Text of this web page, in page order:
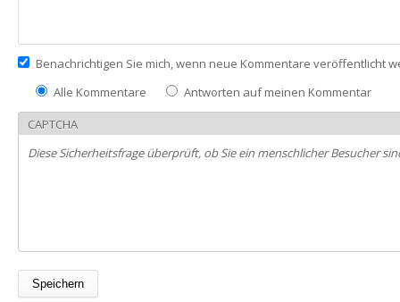
Benachrichtigen Sie mich, wenn neue Kommentare veröffentlicht
Alle Kommentare
Antworten auf meinen Kommentar
CAPTCHA
Diese Sicherheitsfrage überprüft, ob Sie ein menschlicher Besucher